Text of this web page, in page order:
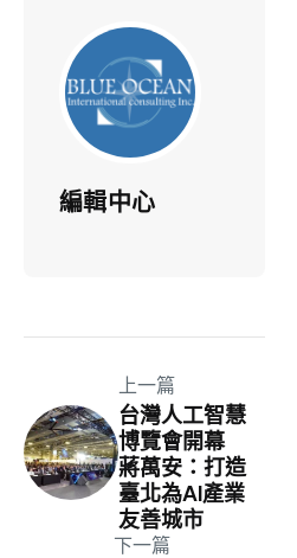
編輯中心
上一篇
台灣人工智慧
博覽會開幕
蔣萬安：打造
臺北為AI產業
友善城市
下一篇